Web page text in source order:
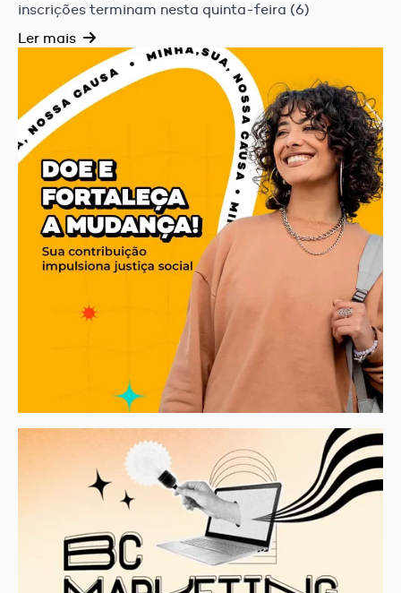
inscrições terminam nesta quinta-feira (6)
Ler mais